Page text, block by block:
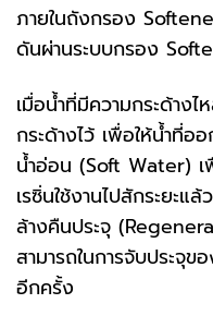
ภายในถังกรอง
ดันผ่านระบบกรอง
เมื่อน้ำที่มีความกระด้างไ
กระด้างไว้ เพื่อให้น้ำที่อ
น้ำอ่อน (Soft Water) เ
เรซิ่นใช้งานไปสักระยะ
ล้างคืนประจุ
สามารถในการจับประจุข
อีกครั้ง